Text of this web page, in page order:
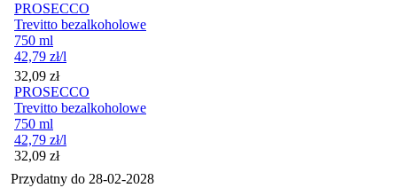
PROSECCO
Trevitto bezalkoholowe
750 ml
42,79 zł/l
Cena
32,09 zł
PROSECCO
Trevitto bezalkoholowe
750 ml
42,79 zł/l
Cena
32,09 zł
Przydatny do 28-02-2028